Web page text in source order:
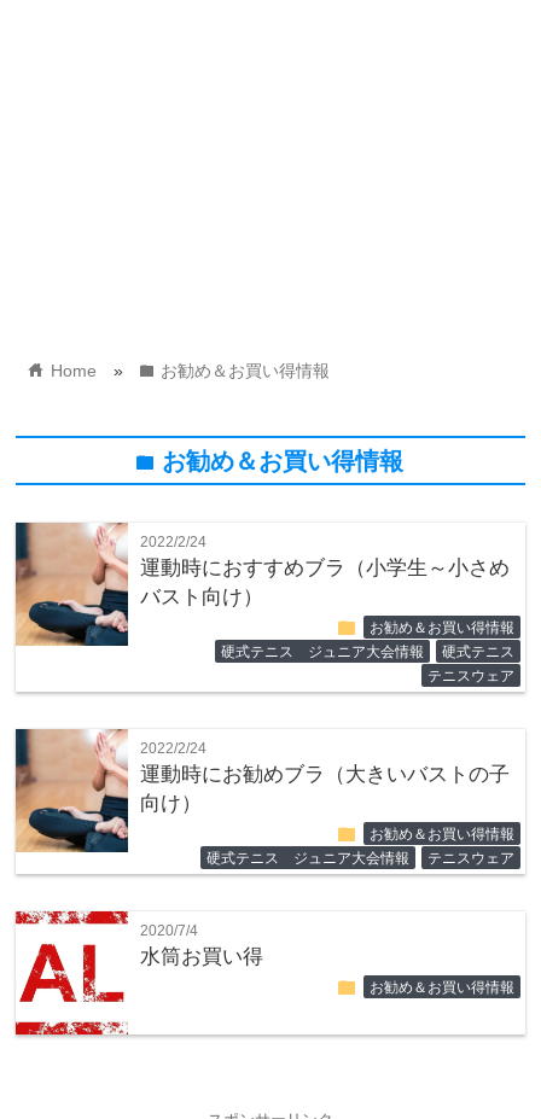
home Home » folder お勧め＆お買い得情報
folder お勧め＆お買い得情報
2022/2/24
運動時におすすめブラ（小学生～小さめ
バスト向け）
folder
お勧め＆お買い得情報
硬式テニス ジュニア大会情報
硬式テニス
テニスウェア
2022/2/24
運動時にお勧めブラ（大きいバストの子
向け）
folder
お勧め＆お買い得情報
硬式テニス ジュニア大会情報
テニスウェア
2020/7/4
水筒お買い得
folder お勧め＆お買い得情報